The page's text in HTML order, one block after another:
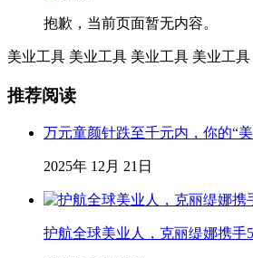
抱歉，当前页面暂无内容。
美业工具 美业工具 美业工具 美业工具
推荐阅读
万元童颜针跌至千元内，你的“
2025年 12月 21日
护航全球美业人，克丽缇娜携手